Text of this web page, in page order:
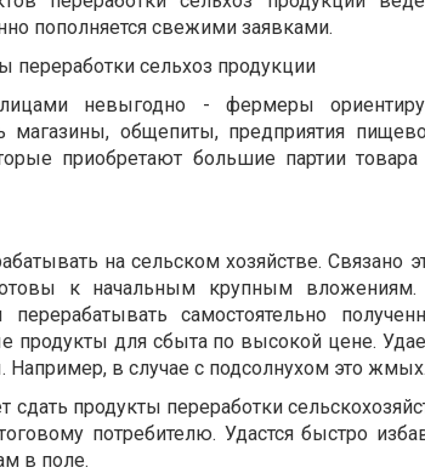
пополняется свежими заявками.
сельхоз продукции
невыгодно - фермеры
магазины, общепиты, предприятия
приобретают большие партии
на сельском хозяйстве. Связано
к начальным крупным
самостоятельно
продукты для сбыта по высокой цене.
Например, в случае с подсолнухом это жмых.
сдать продукты переработки
потребителю. Удастся быстро
в поле.